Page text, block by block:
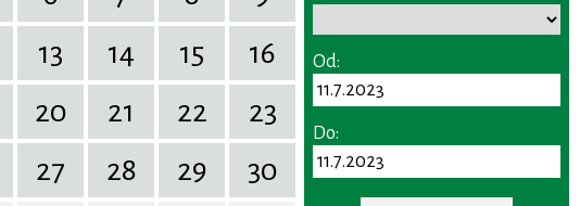
13 14 15
16
20 21 22
23
27 28 29
30
Od:
Do: